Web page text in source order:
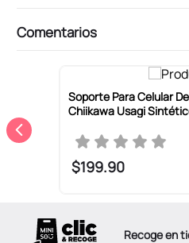
Comentarios
Soporte Para Celular
Chiikawa Usagi
$199.90
Recoge en